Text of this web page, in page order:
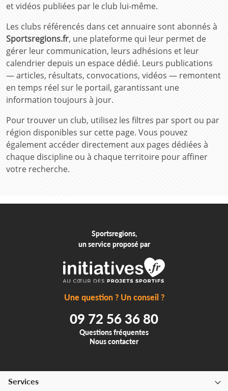
et vidéos publiées par le club lui-même.
Les clubs référencés dans cet annuaire sont abonnés à
Sportsregions.fr, une plateforme qui leur permet de
gérer leur communication, leurs adhésions et leur
calendrier depuis un espace dédié. Leurs publications
— articles, résultats, convocations, vidéos — remontent
en temps réel sur le portail, garantissant une
information toujours à jour.
Pour trouver un club, utilisez les filtres par sport ou par
région disponibles sur cette page. Vous pouvez
également accéder directement aux pages dédiées à
chaque discipline ou à chaque territoire pour affiner
votre recherche.
Sportsregions,
un service proposé par
Une question ? Un conseil ?
09 72 56 36 80
Questions fréquentes
Nous contacter
Services